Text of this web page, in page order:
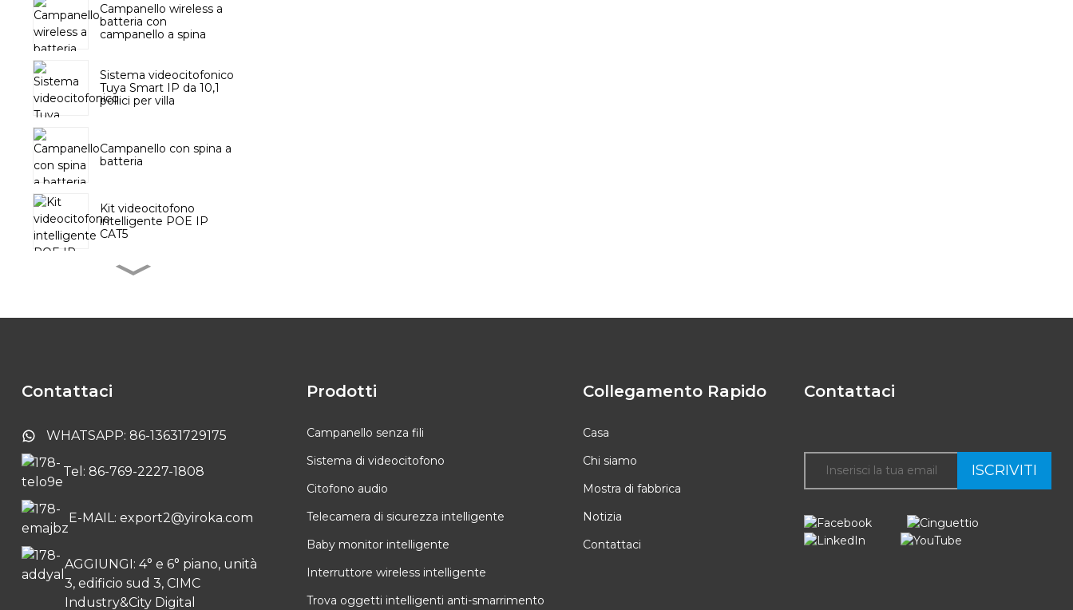
Campanello wireless a
batteria con
campanello a spina
Sistema videocitofonico
Tuya Smart IP da 10,1
pollici per villa
Campanello con spina a
batteria
Kit videocitofono
intelligente POE IP
CAT5
Tuya Smart PTZ
Campanello senza fili a
Contattaci
WHATSAPP: 86-13631729175
Tel: 86-769-2227-1808
E-MAIL: export2@yiroka.com
AGGIUNGI: 4° e 6° piano, unità
3, edificio sud 3, CIMC
Industry&City Digital
Prodotti
Campanello senza fili
Sistema di videocitofono
Citofono audio
Telecamera di sicurezza intelligente
Baby monitor intelligente
Interruttore wireless intelligente
Trova oggetti intelligenti anti-smarrimento
Collegamento Rapido
Casa
Chi siamo
Mostra di fabbrica
Notizia
Contattaci
Contattaci
ISCRIVITI